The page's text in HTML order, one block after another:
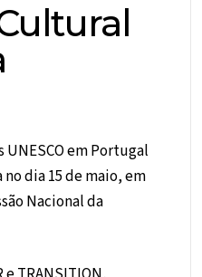
em Portugal
no dia 15 de maio, em
Nacional da